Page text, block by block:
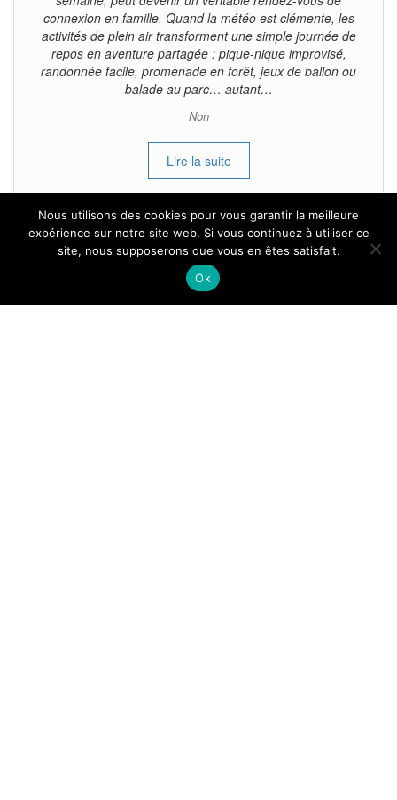
connexion en famille. Quand la météo est clémente, les
activités de plein air transforment une simple journée de
repos en aventure partagée : pique-nique improvisé,
randonnée facile, promenade en forêt, jeux de ballon ou
balade au parc… autant…
Non
Lire la suite
Tous droits reservés.
Nous utilisons des cookies pour vous garantir la meilleure
expérience sur notre site web. Si vous continuez à utiliser ce
site, nous supposerons que vous en êtes satisfait.
Ok